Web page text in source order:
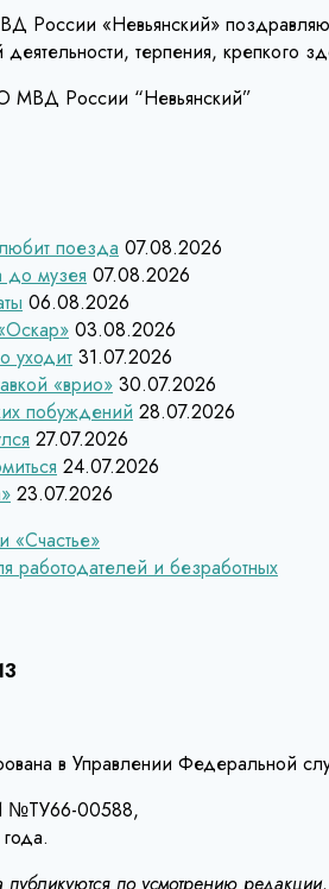
России «Невьянский»
терпения, крепкого
МВД России “Невьянский”
поезда 07.08.2026
музея 07.08.2026
06.08.2026
03.08.2026
уходит 31.07.2026
«врио» 30.07.2026
побуждений 28.07.2026
27.07.2026
24.07.2026
23.07.2026
работодателей и безработных
в Управлении Федеральной
№ТУ66-00588,